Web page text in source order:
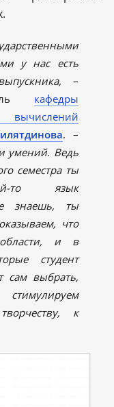
у нас есть
–
кафедры
вычислений
. –
умений. Ведь
семестра ты
то язык
знаешь, ты
что
и в
студент
сам выбрать,
к